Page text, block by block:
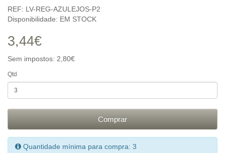
REF: LV-REG-AZULEJOS-P2
Disponibilidade: EM STOCK
3,44€
Sem impostos: 2,80€
Qtd
Comprar
Quantidade mínima para compra: 3